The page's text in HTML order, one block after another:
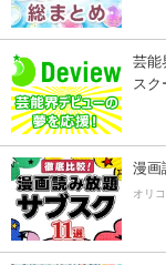
芸能
スク
漫画
オリ